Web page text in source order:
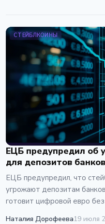
СТЕЙБЛКОИНЫ
ЕЦБ предупредил об
для депозитов
ЕЦБ предупредил, что
угрожают депозитам
готовит цифровой евро
Наталия Дорофеева19 июля